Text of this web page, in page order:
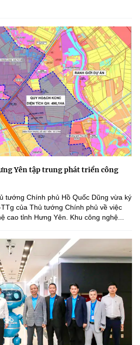
Yên tập trung phát triển công
tướng Chính phủ Hồ Quốc Dũng vừa ký
của Thủ tướng Chính phủ về việc
cao tỉnh Hưng Yên. Khu công nghệ...